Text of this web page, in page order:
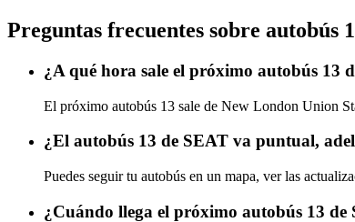
Preguntas frecuentes sobre autobús
¿A qué hora sale el próximo autobús 13
El próximo autobús 13 sale de New London Union
¿El autobús 13 de SEAT va puntual,
Puedes seguir tu autobús en un mapa, ver las
¿Cuándo llega el próximo autobús 13 de